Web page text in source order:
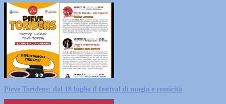
Pieve Toridens: dal 18 luglio il festival di magia e comicità